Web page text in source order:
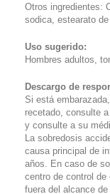
Otros ingredientes:
sodica, estearato
Uso sugerido:
Hombres adultos,
Descargo de
Si está
recetado, consulte
y consulte a su
La sobredosis
causa principal de
años. En caso de
centro de control de
fuera del alcance de